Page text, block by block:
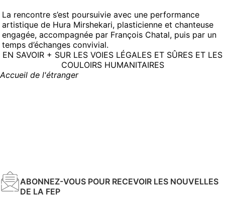
La rencontre s’est poursuivie avec une performance
artistique de Hura Mirshekari, plasticienne et chanteuse
engagée, accompagnée par François Chatal, puis par un
temps d’échanges convivial.
EN SAVOIR + SUR LES VOIES LÉGALES ET SÛRES ET LES
COULOIRS HUMANITAIRES
Accueil de l'étranger
ABONNEZ-VOUS POUR RECEVOIR LES NOUVELLES
DE LA FEP